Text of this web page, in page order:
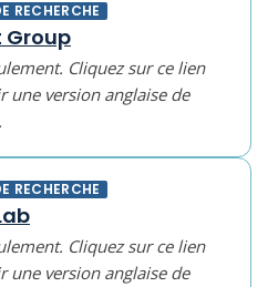
RECHERCHE
Group
Cliquez sur ce lien
une version anglaise de
RECHERCHE
Cliquez sur ce lien
une version anglaise de